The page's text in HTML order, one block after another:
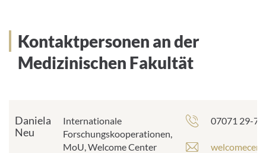
Kontaktpersonen an der
Medizinischen Fakultät
Daniela
Neu
Internationale
Forschungskooperationen,
MoU, Welcome Center
07071 29-
E